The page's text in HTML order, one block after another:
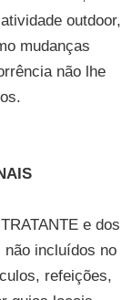
outdoor,
mudanças
não lhe
e dos
incluídos no
refeições,